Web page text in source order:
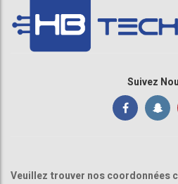
Suivez
Veuillez trouver nos coordonnées